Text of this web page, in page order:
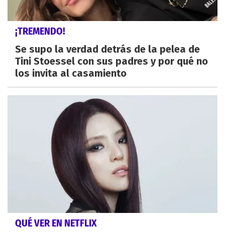
¡TREMENDO!
Se supo la verdad detrás de la pelea de
Tini Stoessel con sus padres y por qué no
los invita al casamiento
QUÉ VER EN NETFLIX